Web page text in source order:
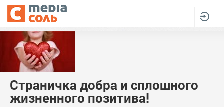
Страничка добра и сплошного
жизненного позитива!